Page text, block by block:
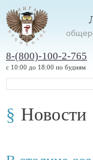
8-(800)-100-2-765
с 10:00 до 18:00 по будням
Новости